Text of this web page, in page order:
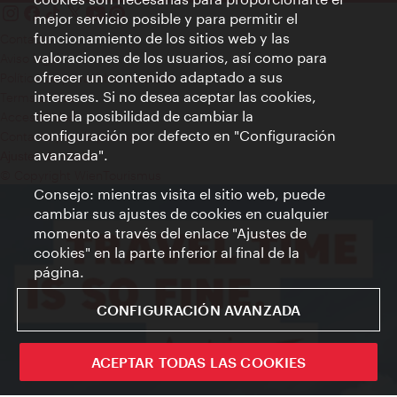
Contacto
Aviso legal
Política de privacidad de datos
Terms of Use
Accesibilidad
Contacto para la prensa
Ajustes de cookie
mejor servicio posible y para permitir el
funcionamiento de los sitios web y las
valoraciones de los usuarios, así como para
ofrecer un contenido adaptado a sus
intereses. Si no desea aceptar las cookies,
tiene la posibilidad de cambiar la
configuración por defecto en "Configuración
avanzada".
Consejo: mientras visita el sitio web, puede
cambiar sus ajustes de cookies en cualquier
momento a través del enlace "Ajustes de
cookies" en la parte inferior al final de la
página.
CONFIGURACIÓN AVANZADA
ACEPTAR TODAS LAS COOKIES